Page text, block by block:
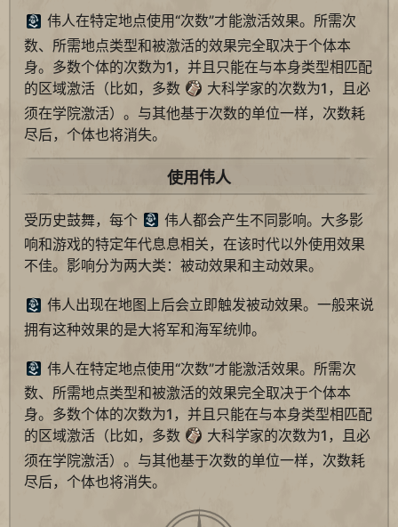
伟人在特定地点使用“次数”才能激活效果。所需次
数、所需地点类型和被激活的效果完全取决于个体本
身。多数个体的次数为1，并且只能在与本身类型相匹配
的区域激活（比如，多数
大科学家的次数为1，且必
须在学院激活）。与其他基于次数的单位一样，次数耗
尽后，个体也将消失。
使用伟人
受历史鼓舞，每个
伟人都会产生不同影响。大多影
响和游戏的特定年代息息相关，在该时代以外使用效果
不佳。影响分为两大类：被动效果和主动效果。
伟人出现在地图上后会立即触发被动效果。一般来说
拥有这种效果的是大将军和海军统帅。
伟人在特定地点使用“次数”才能激活效果。所需次
数、所需地点类型和被激活的效果完全取决于个体本
身。多数个体的次数为1，并且只能在与本身类型相匹配
的区域激活（比如，多数
大科学家的次数为1，且必
须在学院激活）。与其他基于次数的单位一样，次数耗
尽后，个体也将消失。